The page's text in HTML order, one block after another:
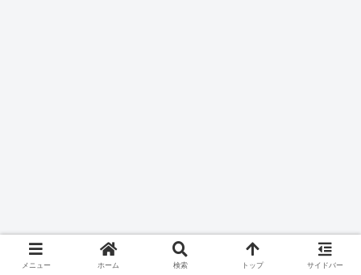
メニュー ホーム 検索 トップ サイドバー